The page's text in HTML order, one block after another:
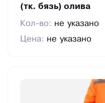
(тк. бязь) олива
Кол-во: не указано
Цена: не указано